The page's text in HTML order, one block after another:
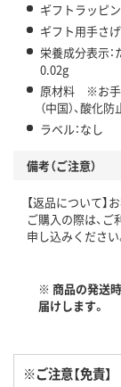
ギフトラッピン
ギフト用手さげ
栄養成分表示：
0.02g
原材料 ※お手
（中国）、酸化
ラベル：なし
備考（ご注意）
【返品について】
ご購入の際は、ご
申し込みください
※ 商品の発送
届けします。
※ご注意【免責】